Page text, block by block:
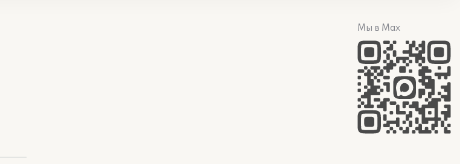
Мы в Max